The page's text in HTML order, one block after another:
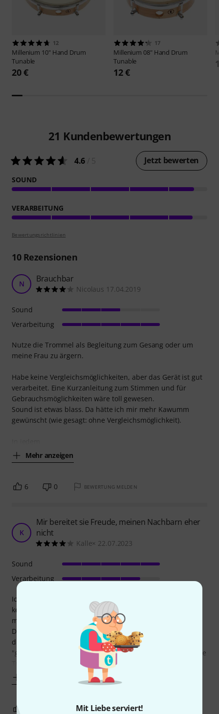
Mit Liebe serviert!
12
Millenium 10" Hand Drum
Tunable
20 €
17
Millenium 08" Hand Drum
Tunable
12 €
21 Kundenbewertungen
4.6 Jetzt bewerten
SOUND
VERARBEITUNG
Bewertungsrichtlinien
10Rezensionen
N Brauchbar
Nicolaus 17.04.2019
Nutze die Trommel als Begleitung zum Gesang oder um
meine Frau zu ärgern.
Habe keine Vergleichsmöglichkeiten, aber das Gerät ist gut
verarbeitet. Eine Kurzanleitung zum Stimmen und für
Gebrauchsmöglichkeiten wäre toll gewesen.
Sound ist etwas blass. Da hätte ich mir mehr Kawumm
gewünscht (wie gesagt: ohne Vergleichsmöglichkeit).
Mehr anzeigen
Sound
Verarbeitung
6 0 BEWERTUNG MELDEN
K
Mir bereitet sie Freude, meinen Nachbarn eher
nicht
Kalle× 22.07.2023
Ich habe gerade einfach Bock aufs Musizieren und habe
keine Ahnung, wie diese Trommel klingen sollte, aber für
mich klingt sie gut und macht Laune.
Das (Natur-)Fell ist bei meinem Exemplar ungleichmäßig
dick, was mir zugute kommt, da ich sie ungleichmäßig
"gestimmt" habe (ein professioneller Musiker würde mir die
Trommel sofort entreißen), um in verschiedenen
Sound
Verarbeitung
BEWERTUNG MELDEN